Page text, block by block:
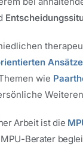
wie
Arbeit ist die
Berater